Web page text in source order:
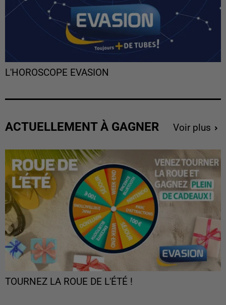
L'HOROSCOPE EVASION
ACTUELLEMENT À GAGNER Voir plus
TOURNEZ LA ROUE DE L'ÉTÉ !